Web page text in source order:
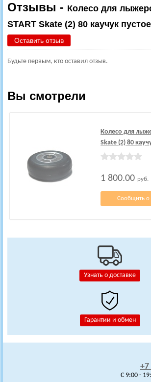
Узнать о доставке
Гарантии и обмен
Отзывы - Колесо для
START Skate (2) 80 каучук пустое
Оставить отзыв
Будьте первым, кто оставил отзыв.
Вы смотрели
Колесо для
Skate (2) 80
1 800.00 руб.
Сообщить о
+7
C 9:00 -